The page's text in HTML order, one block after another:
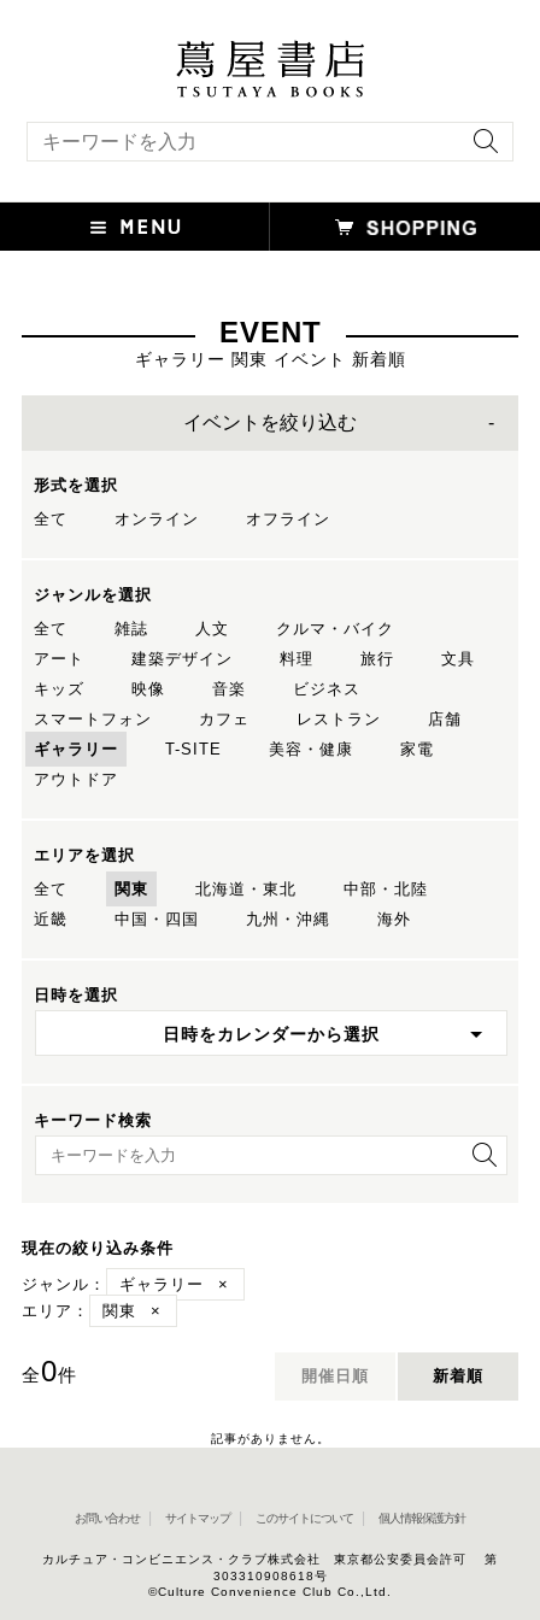
EVENT
ギャラリー 関東 イベント 新着順
イベントを絞り込む
形式を選択
全て
オンライン オフライン
ジャンルを選択
全て
雑誌 人文
クルマ・バイク
アート
建築デザイン 料理 旅行
文具
キッズ
映像 音楽
ビジネス
スマートフォン
カフェ レストラン
店舗
ギャラリー
T-SITE 美容・健康
家電
アウトドア
エリアを選択
全て
関東 北海道・東北
中部・北陸
近畿
中国・四国 九州・沖縄 海外
日時を選択
日時をカレンダーから選択
キーワード検索
キーワード検索
現在の絞り込み条件
ジャンル：
ギャラリー
×
エリア：
関東 ×
全0件 開催日順 新着順
記事がありません。
お問い合わせ サイトマップ このサイトについて 個人情報保護方針
カルチュア・コンビニエンス・クラブ株式会社 東京都公安委員会許可 第
303310908618号
©Culture Convenience Club Co.,Ltd.